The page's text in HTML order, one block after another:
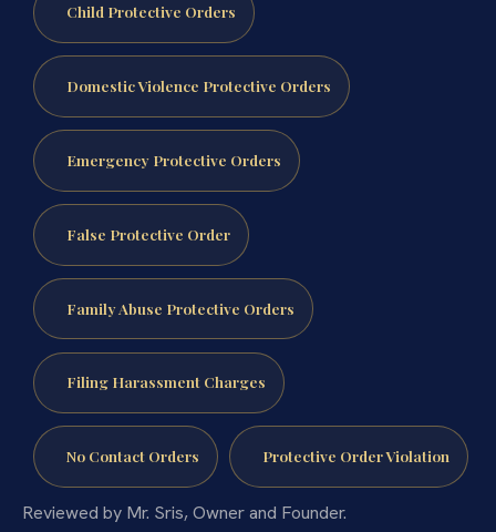
Child Protective Orders
Domestic Violence Protective Orders
Emergency Protective Orders
False Protective Order
Family Abuse Protective Orders
Filing Harassment Charges
No Contact Orders Protective Order Violation
Reviewed by Mr. Sris, Owner and Founder.